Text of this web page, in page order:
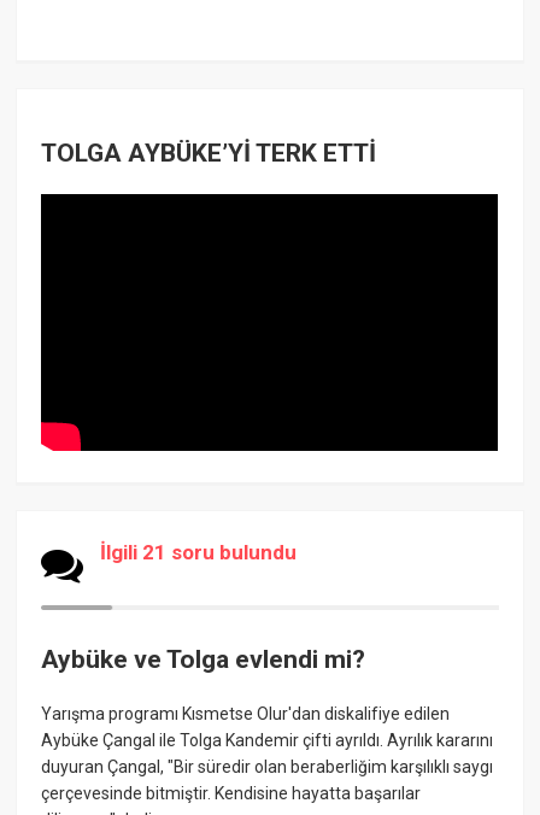
TOLGA AYBÜKE’Yİ TERK ETTİ
İlgili 21 soru bulundu
Aybüke ve Tolga evlendi mi?
Yarışma programı Kısmetse Olur'dan diskalifiye edilen
Aybüke Çangal ile Tolga Kandemir çifti ayrıldı. Ayrılık kararını
duyuran Çangal, "Bir süredir olan beraberliğim karşılıklı saygı
çerçevesinde bitmiştir. Kendisine hayatta başarılar